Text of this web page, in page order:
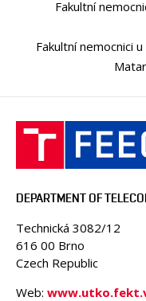
Fakultní
Fakultní nemocnici
DEPARTMENT OF
Technická 3082/12
616 00 Brno
Czech Republic
Web: